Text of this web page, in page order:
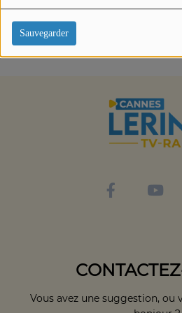
Sauvegarder
Vous avez une suggestion, ou